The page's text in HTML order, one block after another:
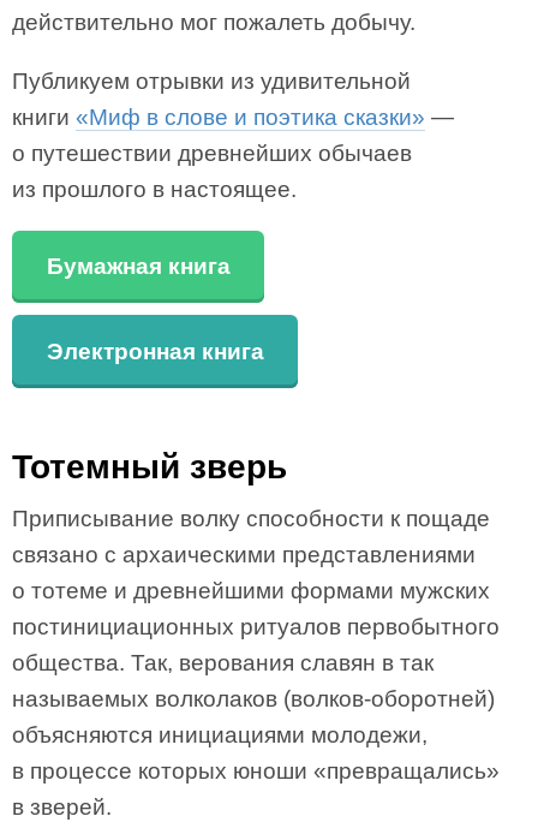
действительно мог пожалеть добычу.
Публикуем отрывки из удивительной
книги «Миф в слове и поэтика сказки» —
о путешествии древнейших обычаев
из прошлого в настоящее.
Бумажная книга
Электронная книга
Тотемный зверь
Приписывание волку способности к пощаде
связано с архаическими представлениями
о тотеме и древнейшими формами мужских
постинициационных ритуалов первобытного
общества. Так, верования славян в так
называемых волколаков (волков-оборотней)
объясняются инициациями молодежи,
в процессе которых юноши «превращались»
в зверей.